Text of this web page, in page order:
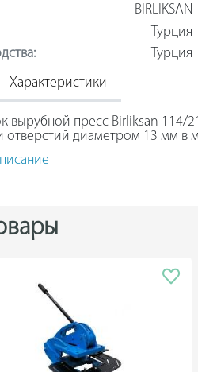
BIRLIKSAN
Турция
Турция
Характеристики
вырубной пресс Birliksan 114/
отверстий диаметром 13 мм в
листового металла толщиной
из стали. Глубина
диаметром 22 мм в
необходим сменный элемент по
диаметром 45 мм в
необходим сменный элемент по